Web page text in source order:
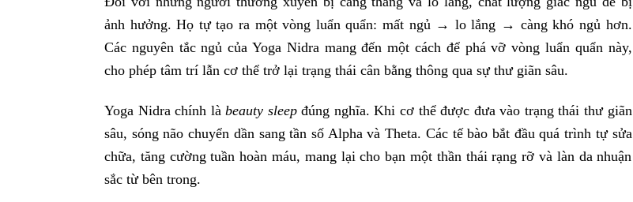
ảnh hưởng. Họ tự tạo ra một vòng luẩn quẩn: mất ngủ → lo lắng → càng khó ngủ hơn.
Các nguyên tắc ngủ của Yoga Nidra mang đến một cách để phá vỡ vòng luẩn quẩn này,
cho phép tâm trí lẫn cơ thể trở lại trạng thái cân bằng thông qua sự thư giãn sâu.
Yoga Nidra chính làbeauty sleepđúng nghĩa. Khi cơ thể được đưa vào trạng thái thư giãn
sâu, sóng não chuyển dần sang tần số Alpha và Theta. Các tế bào bắt đầu quá trình tự sửa
chữa, tăng cường tuần hoàn máu, mang lại cho bạn một thần thái rạng rỡ và làn da nhuận
sắc từ bên trong.